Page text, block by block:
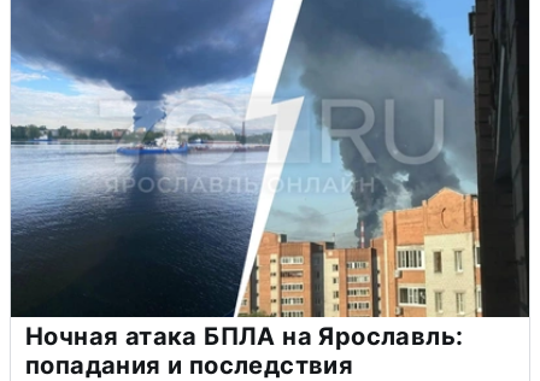
Ночная атака БПЛА на Ярославль:
попадания и последствия